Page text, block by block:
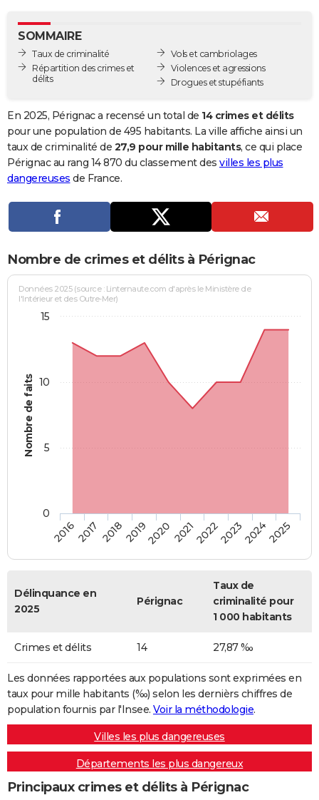
GUIDES D'ACHAT
BONS PLANS
Carte de Noël
Carte Bonne année
Carte Saint-Valentin
Carte Pâques
Carte d'anniversaire
DICTIONNAIRE
Dictionnaire
Biographies
Citations
Expressions
Proverbes
PROGRAMME TV
Se connecter
Entreprises
Service militaire
Avis de recherche
AVIS DE DÉCÈS
Bricolage
Lifestyle
Culture
Sport
Auto
Television
Voyage
Cinema
SOMMAIRE
Taux de criminalité
Répartition des crimes et
délits
Vols et cambriolages
Violences et agressions
Drogues et stupéfiants
En 2025, Pérignac a recensé un total de 14 crimes et délits
pour une population de 495 habitants. La ville affiche ainsi un
taux de criminalité de 27,9 pour mille habitants, ce qui place
Pérignac au rang 14 870 du classement des villes les plus
dangereuses de France.
Nombre de crimes et délits à Pérignac
Nombre de faits
Données 2025 (source : Linternaute.com d'après le Ministère de
l'Intérieur et des Outre-Mer)
20162017 20182019202020212022202320242025
0
5
10
15
Délinquance en
2025
Pérignac
Taux de
criminalité pour
1 000 habitants
Crimes et délits 14 27,87 ‰
Les données rapportées aux populations sont exprimées en
taux pour mille habitants (‰) selon les dernièrs chiffres de
population fournis par l'Insee. Voir la méthodologie.
Villes les plus dangereuses
Départements les plus dangereux
Principaux crimes et délits à Pérignac